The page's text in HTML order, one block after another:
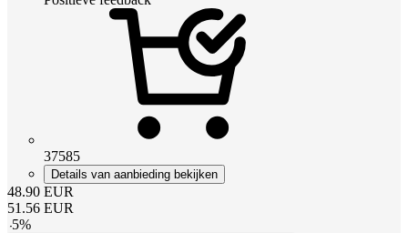
37585
Details van aanbieding bekijken
48.90 EUR
51.56 EUR
-5%